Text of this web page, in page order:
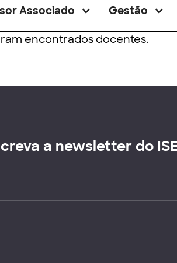
Associado Gestão
encontrados docentes.
a newsletter do